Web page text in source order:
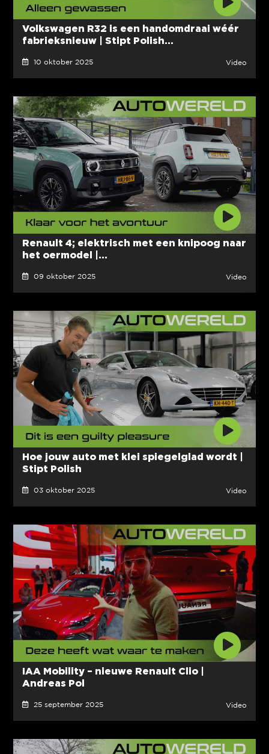
Volkswagen R32 is een handomdraai wéér
fabrieksnieuw | Stipt Polish...
10 oktober 2025 Video
Renault 4; elektrisch met een knipoog naar
het oermodel |...
09 oktober 2025 Video
Hoe jouw auto met klei spiegelglad wordt |
Stipt Polish
03 oktober 2025 Video
IAA Mobility – nieuwe Renault Clio |
Andreas Pol
25 september 2025 Video